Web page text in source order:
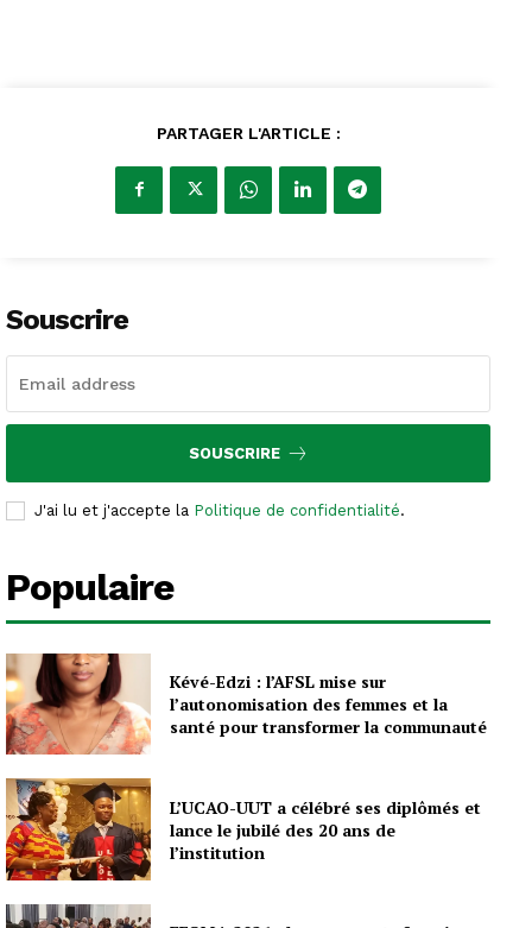
PARTAGER L'ARTICLE :
Souscrire
SOUSCRIRE
J'ai lu et j'accepte la Politique de confidentialité.
Populaire
Kévé-Edzi : l’AFSL mise sur
l’autonomisation des femmes et la
santé pour transformer la communauté
L’UCAO-UUT a célébré ses diplômés et
lance le jubilé des 20 ans de
l’institution